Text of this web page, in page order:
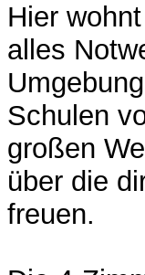
Hier
alles
Schulen
großen
über die
freuen.